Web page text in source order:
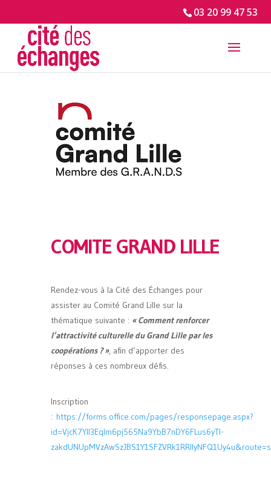
03 20 99 47 53
COMITE GRAND LILLE
Rendez-vous à la Cité des Échanges pour
assister au Comité Grand Lille sur la
thématique suivante : « Comment renforcer
l’attractivité culturelle du Grand Lille par les
coopérations ? », afin d’apporter des
réponses à ces nombreux défis.
Inscription
: https://forms.office.com/pages/responsepage.aspx?
id=VjcK7YIl3Eqlm6pj565Na9YbB7nDY6FLus6yTl-